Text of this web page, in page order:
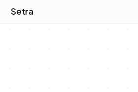
Setra